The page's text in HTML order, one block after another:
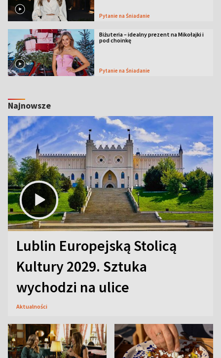
Pytanie na Śniadanie
Biżuteria – idealny prezent na Mikołajki i
pod choinkę
Pytanie na Śniadanie
Najnowsze
Lublin Europejską Stolicą
Kultury 2029. Sztuka
wychodzi na ulice
Aktualności